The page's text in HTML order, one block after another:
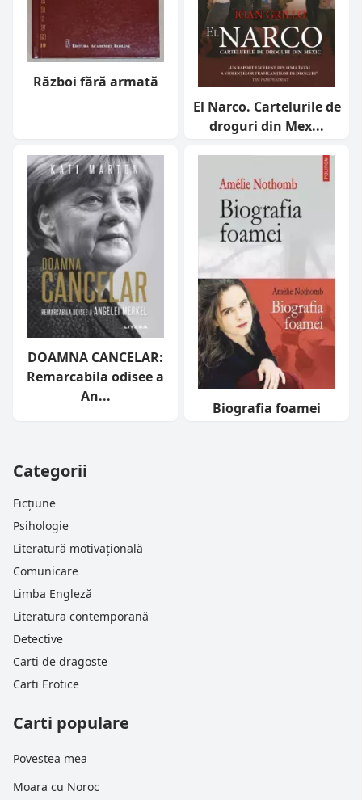
Război fără armată
El Narco. Cartelurile de
droguri din Mex...
DOAMNA CANCELAR:
Remarcabila odisee a
An...
Biografia foamei
Categorii
Ficțiune
Psihologie
Literatură motivațională
Comunicare
Limba Engleză
Literatura contemporană
Detective
Carti de dragoste
Carti Erotice
Carti populare
Povestea mea
Moara cu Noroc